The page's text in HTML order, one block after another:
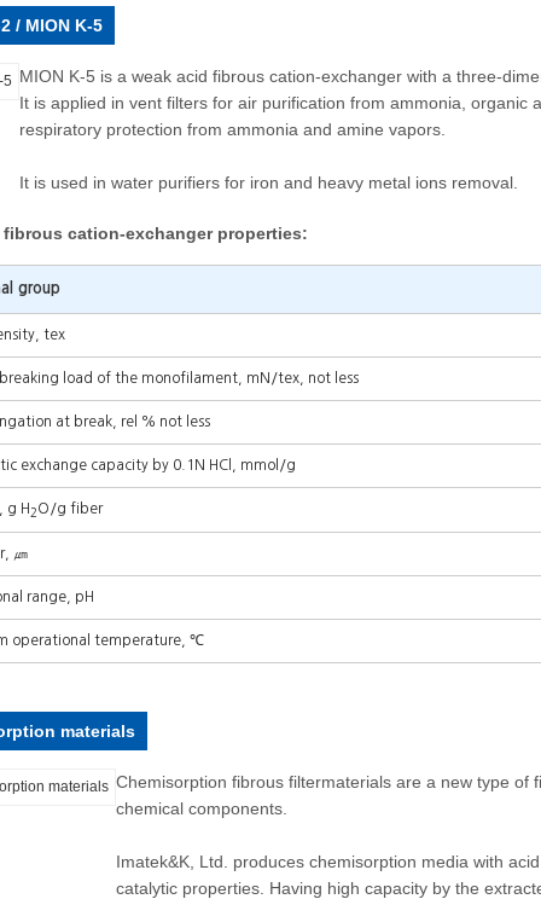
/ MION K-5
MION K-5 is a weak acid fibrous cation-exchanger with a three-
It is applied in vent filters for air purification from ammonia, organic
respiratory protection from ammonia and amine vapors.
It is used in water purifiers for iron and heavy metal ions removal.
fibrous cation-exchanger properties:
group
tex
load of the monofilament, mN/tex, not less
at break, rel % not less
exchange capacity by 0.1N HCl, mmol/g
g H 2 O/g fiber
㎛
range, pH
operational temperature, ℃
materials
Chemisorption fibrous filtermaterials are a new type of
chemical components.
Imatek&K, Ltd. produces chemisorption media with
catalytic properties. Having high capacity by the